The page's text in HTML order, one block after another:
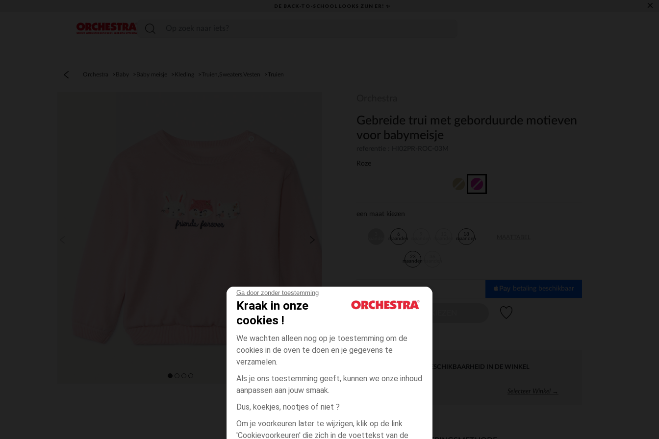
Ga door zonder toestemming
Kraak in onze
cookies !
We wachten alleen nog op je toestemming om de
cookies in de oven te doen en je gegevens te
verzamelen.
Als je ons toestemming geeft, kunnen we onze inhoud
aanpassen aan jouw smaak.
Dus, koekjes, nootjes of niet ?
Om je voorkeuren later te wijzigen, klik op de link
'Cookievoorkeuren' die zich in de voettekst van de
DE BACK-TO-SCHOOL LOOKS ZIJN ER! ✨ ×
menu
Orchestra Baby Baby meisje Kleding Truien,Sweaters,Vesten Truien
Gebreide trui met geborduurde motieven
voor babymeisje
Roze
een maat kiezen
6
maanden
18
maanden
23
maanden
betaling beschikbaar
DIRECTE BESCHIKBAARHEID IN DE WINKEL
Selecteer Winkel →